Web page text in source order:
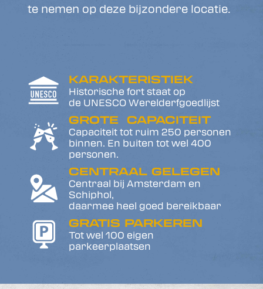
te nemen op deze bijzondere locatie.
KARAKTERISTIEK
Historische fort staat op
de UNESCO Werelderfgoedlijst
GROTE CAPACITEIT
Capaciteit tot ruim 250 personen
binnen. En buiten tot wel 400
personen.
CENTRAAL GELEGEN
Centraal bij Amsterdam en
Schiphol,
daarmee heel goed bereikbaar
GRATIS PARKEREN
Tot wel 100 eigen
parkeerplaatsen